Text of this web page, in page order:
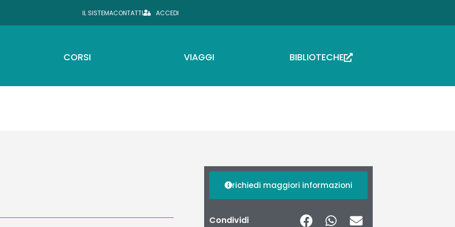
IL SISTEMACONTATTI ACCEDI
CORSI VIAGGI BIBLIOTECHE
richiedi maggiori informazioni
Condividi